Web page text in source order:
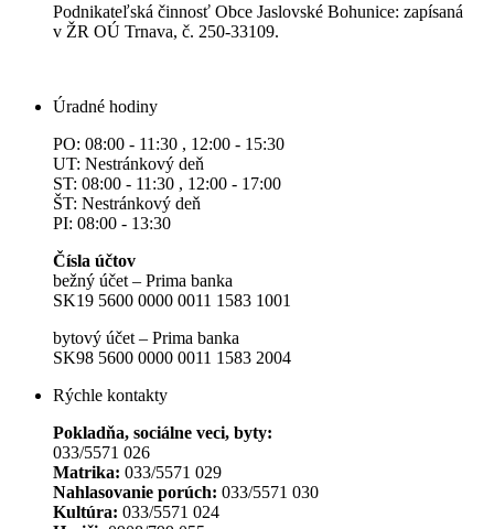
Podnikateľská činnosť Obce Jaslovské Bohunice: zapísaná
v ŽR OÚ Trnava, č. 250-33109.
Úradné hodiny
PO: 08:00 - 11:30 , 12:00 - 15:30
UT: Nestránkový deň
ST: 08:00 - 11:30 , 12:00 - 17:00
ŠT: Nestránkový deň
PI: 08:00 - 13:30
Čísla účtov
bežný účet – Prima banka
SK19 5600 0000 0011 1583 1001
bytový účet – Prima banka
SK98 5600 0000 0011 1583 2004
Rýchle kontakty
Pokladňa, sociálne veci, byty:
033/5571 026
Matrika: 033/5571 029
Nahlasovanie porúch: 033/5571 030
Kultúra: 033/5571 024